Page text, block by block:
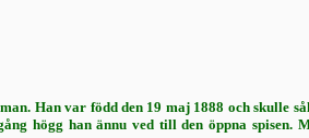
Han var född den 19 maj 1888 och skulle
högg han ännu ved till den öppna spisen.